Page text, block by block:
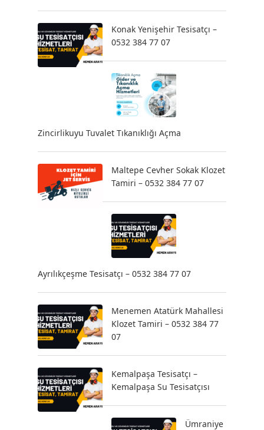
Konak Yenişehir Tesisatçı –
0532 384 77 07
Zincirlikuyu Tuvalet Tıkanıklığı Açma
Maltepe Cevher Sokak Klozet
Tamiri – 0532 384 77 07
Ayrılıkçeşme Tesisatçı – 0532 384 77 07
Menemen Atatürk Mahallesi
Klozet Tamiri – 0532 384 77
07
Kemalpaşa Tesisatçı –
Kemalpaşa Su Tesisatçısı
Ümraniye